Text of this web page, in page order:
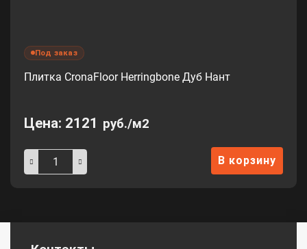
Под заказ
Плитка CronaFloor Herringbone Дуб Нант
Цена: 2121 руб./м2
В корзину